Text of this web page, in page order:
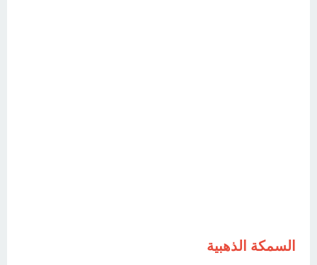
السمكة الذهبية